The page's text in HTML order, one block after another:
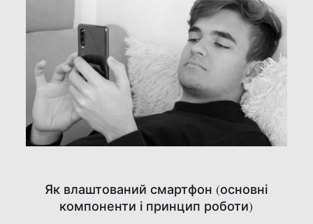
Як влаштований смартфон (основні
компоненти і принцип роботи)